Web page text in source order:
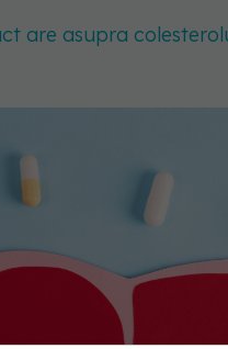
are asupra